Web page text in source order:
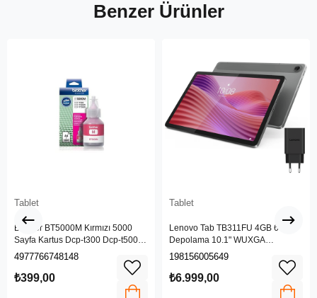
Benzer Ürünler
Tablet
Brother BT5000M Kırmızı 5000
Sayfa Kartus Dcp-t300 Dcp-t500w
Dcp-t700w Mfc-t800w
4977766748148
₺399,00
Tablet
Lenovo Tab TB311FU 4GB 64GB
Depolama 10.1" WUXGA
(1920x1200) IPS IP52 Android
198156005649
₺6.999,00